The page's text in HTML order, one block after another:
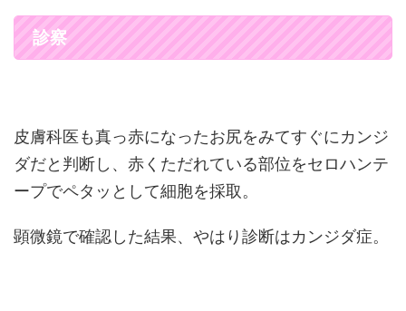
診察
皮膚科医も真っ赤になったお尻をみてすぐにカンジ
ダだと判断し、赤くただれている部位をセロハンテ
ープでペタッとして細胞を採取。
顕微鏡で確認した結果、やはり診断はカンジダ症。